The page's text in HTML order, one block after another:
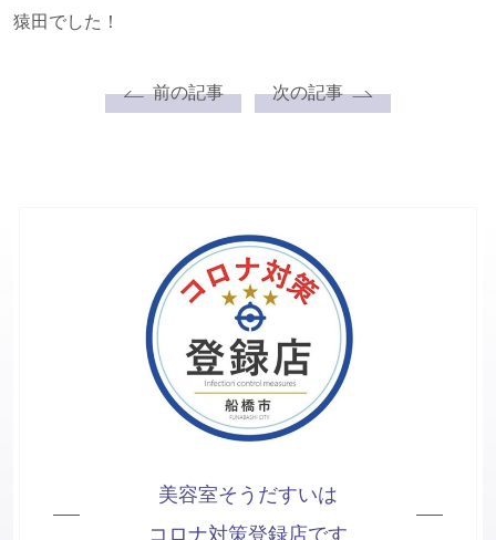
猿田でした！
前の記事 次の記事
美容室そうだすいは
コロナ対策登録店です